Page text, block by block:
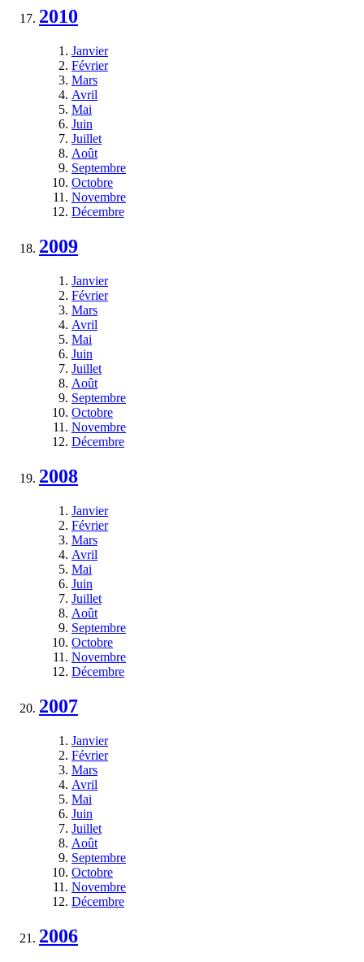
2010
Janvier
Février
Mars
Avril
Mai
Juin
Juillet
Août
Septembre
Octobre
Novembre
Décembre
2009
Janvier
Février
Mars
Avril
Mai
Juin
Juillet
Août
Septembre
Octobre
Novembre
Décembre
2008
Janvier
Février
Mars
Avril
Mai
Juin
Juillet
Août
Septembre
Octobre
Novembre
Décembre
2007
Janvier
Février
Mars
Avril
Mai
Juin
Juillet
Août
Septembre
Octobre
Novembre
Décembre
2006